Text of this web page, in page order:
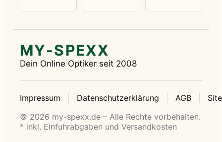
MY-SPEXX
Dein Online Optiker seit 2008
Impressum Datenschutzerklärung AGB
© 2026 my-spexx.de – Alle Rechte vorbehalten.
* inkl. Einfuhrabgaben und Versandkosten